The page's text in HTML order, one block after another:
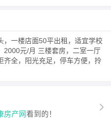
，一楼店面50平出租，适宜学校
2000元/月 三楼套房，二室一厅
齐全，阳光充足，停车方便，拎
房产网看到的！